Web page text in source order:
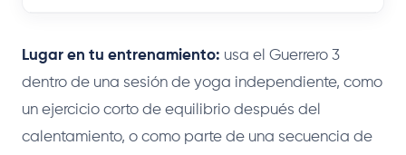
Lugar en tu entrenamiento: usa el Guerrero 3
dentro de una sesión de yoga independiente, como
un ejercicio corto de equilibrio después del
calentamiento, o como parte de una secuencia de